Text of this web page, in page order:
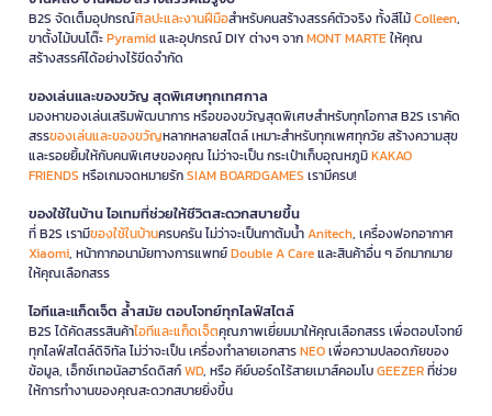
B2S จัดเต็มอุปกรณ์ศิลปะและงานฝีมือสำหรับคนสร้างสรรค์ตัวจริง ทั้งสีไม้Colleen,
ขาตั้งไม้บนโต๊ะPyramidและอุปกรณ์ DIY ต่างๆ จากMONT MARTEให้คุณ
สร้างสรรค์ได้อย่างไร้ขีดจำกัด
ของเล่นและของขวัญ สุดพิเศษทุกเทศกาล
มองหาของเล่นเสริมพัฒนาการ หรือของขวัญสุดพิเศษสำหรับทุกโอกาส B2S เราคัด
สรรของเล่นและของขวัญหลากหลายสไตล์ เหมาะสำหรับทุกเพศทุกวัย สร้างความสุข
และรอยยิ้มให้กับคนพิเศษของคุณ ไม่ว่าจะเป็น กระเป๋าเก็บอุณหภูมิKAKAO
FRIENDS หรือเกมจดหมายรักSIAM BOARDGAMES เรามีครบ!
ของใช้ในบ้าน ไอเทมที่ช่วยให้ชีวิตสะดวกสบายขึ้น
ที่ B2S เรามีของใช้ในบ้านครบครัน ไม่ว่าจะเป็นกาต้มน้ำAnitech, เครื่องฟอกอากาศ
Xiaomi, หน้ากากอนามัยทางการแพทย์Double A Careและสินค้าอื่น ๆ อีกมากมาย
ให้คุณเลือกสรร
ไอทีและแก็ดเจ็ต ล้ำสมัย ตอบโจทย์ทุกไลฟ์สไตล์
B2S ได้คัดสรรสินค้าไอทีและแก็ดเจ็ตคุณภาพเยี่ยมมาให้คุณเลือกสรร เพื่อตอบโจทย์
ทุกไลฟ์สไตล์ดิจิทัล ไม่ว่าจะเป็น เครื่องทำลายเอกสารNEOเพื่อความปลอดภัยของ
ข้อมูล, เอ็กซ์เทอนัลฮาร์ดดิสก์WD, หรือ คีย์บอร์ดไร้สายเมาส์คอมโบGEEZERที่ช่วย
ให้การทำงานของคุณสะดวกสบายยิ่งขึ้น